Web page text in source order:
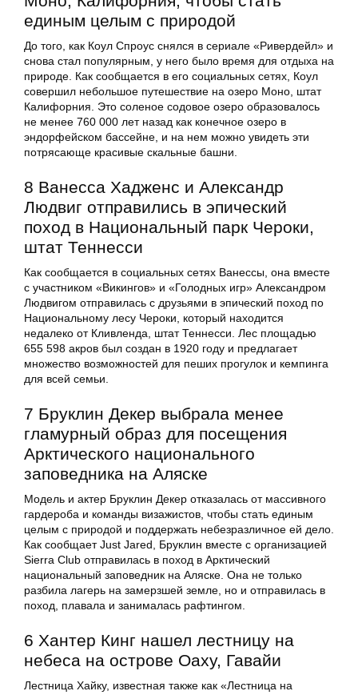
единым целым с природой
До того, как Коул Спроус снялся в сериале «Ривердейл» и
снова стал популярным, у него было время для отдыха на
природе. Как сообщается в его социальных сетях, Коул
совершил небольшое путешествие на озеро Моно, штат
Калифорния. Это соленое содовое озеро образовалось
не менее 760 000 лет назад как конечное озеро в
эндорфейском бассейне, и на нем можно увидеть эти
потрясающе красивые скальные башни.
8 Ванесса Хадженс и Александр
Людвиг отправились в эпический
поход в Национальный парк Чероки,
штат Теннесси
Как сообщается в социальных сетях Ванессы, она вместе
с участником «Викингов» и «Голодных игр» Александром
Людвигом отправилась с друзьями в эпический поход по
Национальному лесу Чероки, который находится
недалеко от Кливленда, штат Теннесси. Лес площадью
655 598 акров был создан в 1920 году и предлагает
множество возможностей для пеших прогулок и кемпинга
для всей семьи.
7 Бруклин Декер выбрала менее
гламурный образ для посещения
Арктического национального
заповедника на Аляске
Модель и актер Бруклин Декер отказалась от массивного
гардероба и команды визажистов, чтобы стать единым
целым с природой и поддержать небезразличное ей дело.
Как сообщает Just Jared, Бруклин вместе с организацией
Sierra Club отправилась в поход в Арктический
национальный заповедник на Аляске. Она не только
разбила лагерь на замерзшей земле, но и отправилась в
поход, плавала и занималась рафтингом.
6 Хантер Кинг нашел лестницу на
небеса на острове Оаху, Гавайи
Лестница Хайку, известная также как «Лестница на